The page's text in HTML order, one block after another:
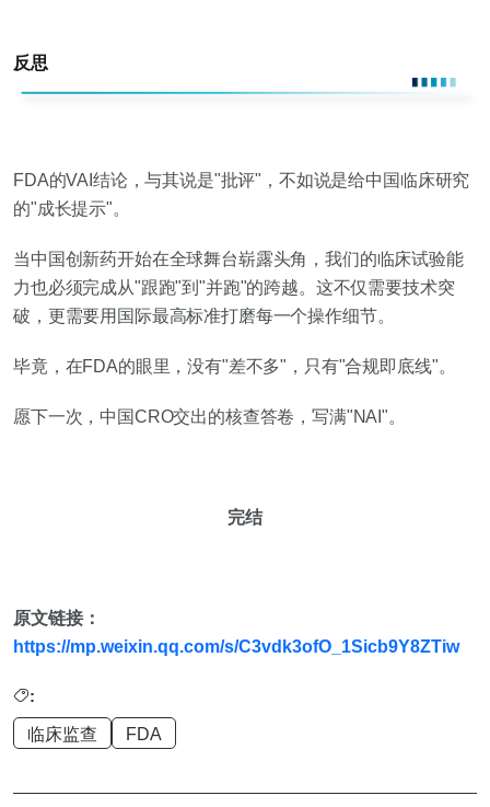
反思
FDA的VAI结论，与其说是"批评"，不如说是给中国临床研究
的"成长提示"。
当中国创新药开始在全球舞台崭露头角，我们的临床试验能
力也必须完成从"跟跑"到"并跑"的跨越。这不仅需要技术突
破，更需要用国际最高标准打磨每一个操作细节。
毕竟，在FDA的眼里，没有"差不多"，只有"合规即底线"。
愿下一次，中国CRO交出的核查答卷，写满"NAI"。
完结
原文链接：
https://mp.weixin.qq.com/s/C3vdk3ofO_1Sicb9Y8ZTiw
:
临床监查 FDA